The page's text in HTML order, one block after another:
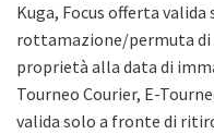
Kuga, Focus offerta
rottamazione/permuta di
proprietà alla data di
Tourneo Courier, E-
valida solo a fronte di